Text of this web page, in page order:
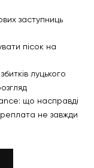
заступниць
пісок на
луцького
що насправді
не завжди